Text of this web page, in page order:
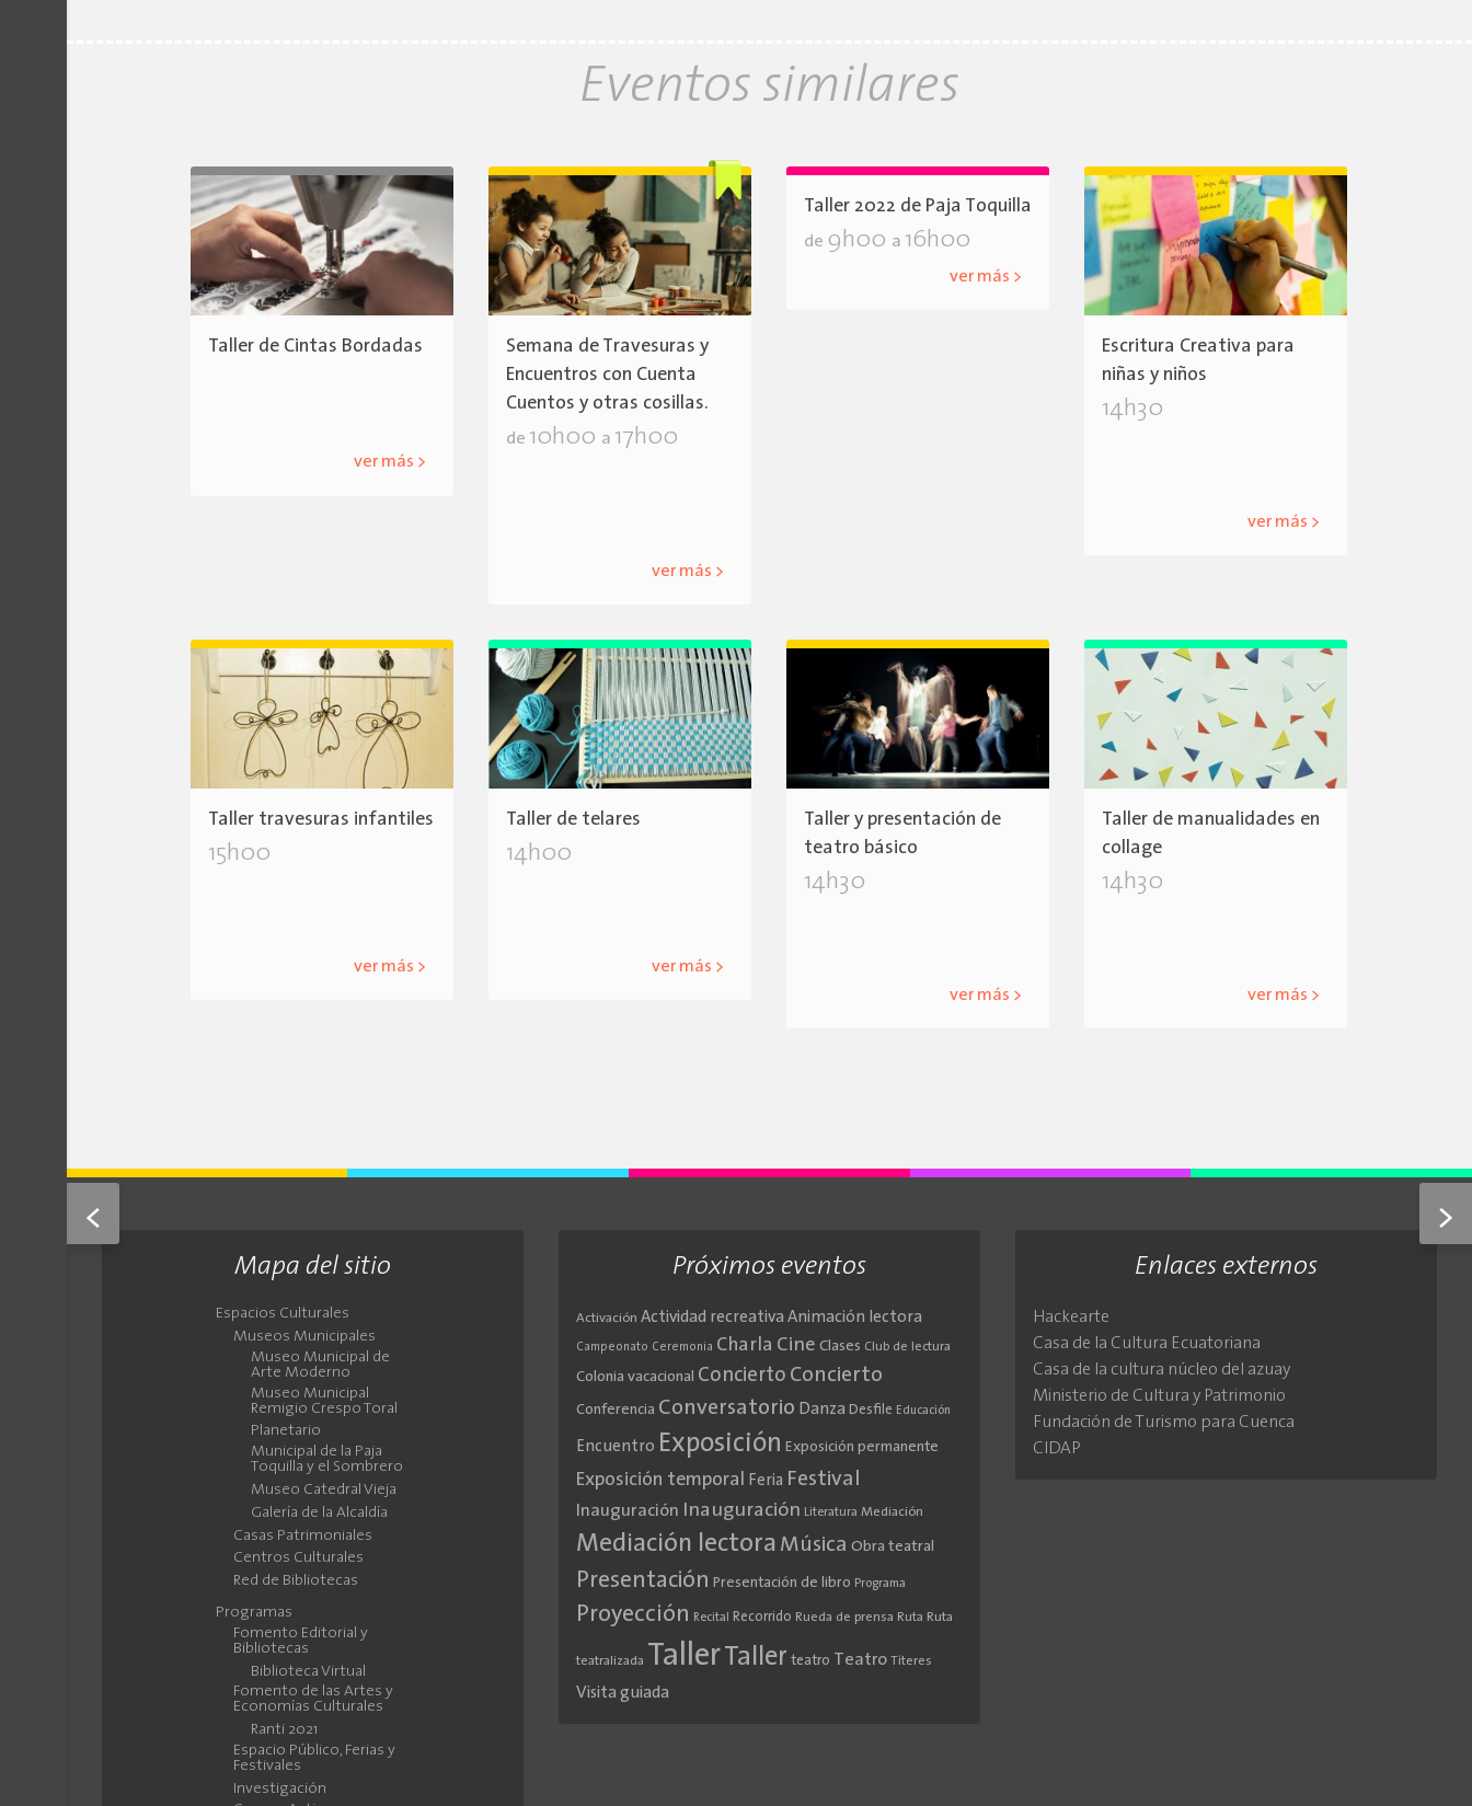
< >
Eventos similares
Taller de Cintas Bordadas
ver más >
Semana de Travesuras y
Encuentros con Cuenta
Cuentos y otras cosillas.
de 10h00 a 17h00
ver más >
Taller 2022 de Paja Toquilla
de 9h00 a 16h00
ver más >
Escritura Creativa para
niñas y niños
14h30
ver más >
Taller travesuras infantiles
15h00
ver más >
Taller de telares
14h00
ver más >
Taller y presentación de
teatro básico
14h30
ver más >
Taller de manualidades en
collage
14h30
ver más >
Mapa del sitio
Espacios Culturales
Museos Municipales
Museo Municipal de
Arte Moderno
Museo Municipal
Remigio Crespo Toral
Planetario
Municipal de la Paja
Toquilla y el Sombrero
Museo Catedral Vieja
Galería de la Alcaldía
Casas Patrimoniales
Centros Culturales
Red de Bibliotecas
Programas
Fomento Editorial y
Bibliotecas
Biblioteca Virtual
Fomento de las Artes y
Economías Culturales
Ranti 2021
Espacio Público, Ferias y
Festivales
Investigación
Próximos eventos
Activación Actividad recreativa Animación lectora
Campeonato Ceremonia Charla Cine Clases Club de lectura
Colonia vacacional Concierto Concierto
Conferencia Conversatorio Danza Desfile Educación
Encuentro Exposición Exposición permanente
Exposición temporal Feria Festival
Inauguración Inauguración Literatura Mediación
Mediación lectora Música Obra teatral
Presentación Presentación de libro Programa
Proyección Recital Recorrido Rueda de prensa Ruta Ruta
teatralizada Taller Taller teatro Teatro Títeres
Visita guiada
Enlaces externos
Hackearte
Casa de la Cultura Ecuatoriana
Casa de la cultura núcleo del azuay
Ministerio de Cultura y Patrimonio
Fundación de Turismo para Cuenca
CIDAP